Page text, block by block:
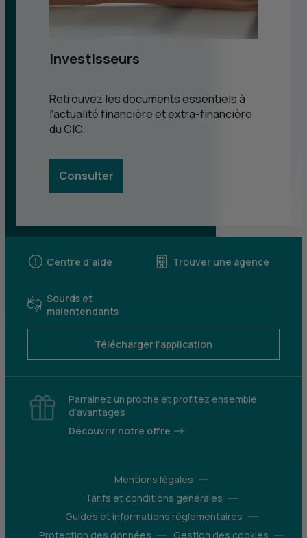
Investisseurs
Retrouvez les documents essentiels à
l’actualité financière et extra-financière
du CIC.
Consulter
Centre d'aide Trouver une agence
Sourds et
malentendants
Télécharger l'application
Parrainez un proche et profitez ensemble
d’avantages
Découvrir notre offre
Mentions légales
Tarifs et conditions générales
Guides et informations réglementaires
Protection des données
Gestion des cookies